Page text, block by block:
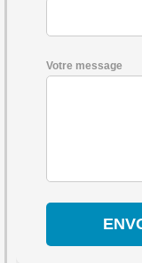
Votre message